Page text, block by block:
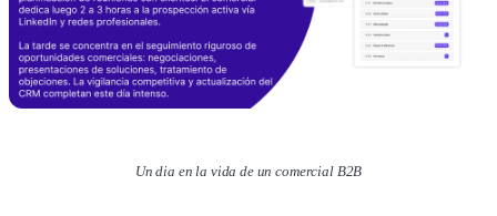
Un dia en la vida de un comercial B2B